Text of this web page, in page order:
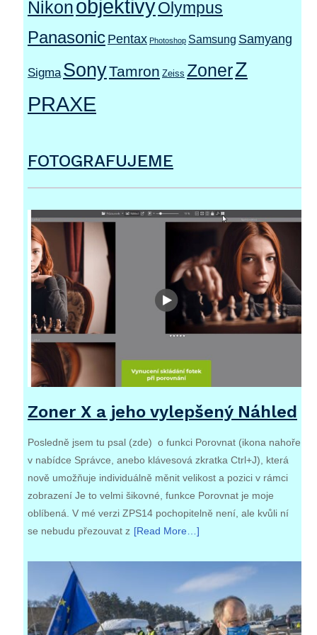
NikonobjektivyOlympus
Panasonic Pentax Photoshop Samsung Samyang
Sigma SonyTamron Zeiss ZonerZ
PRAXE
FOTOGRAFUJEME
Zoner X a jeho vylepšený Náhled
Posledně jsem tu psal (zde) o funkci Porovnat (ikona nahoře
v nabídce Správce, anebo klávesová zkratka Ctrl+J), která
nově umožňuje individuálně měnit velikost a pozici v rámci
zobrazení Je to velmi šikovné, funkce Porovnat je moje
oblíbená. V mé verzi ZPS14 pochopitelně není, ale kvůli ní
se nebudu přezouvat z [Read More…]